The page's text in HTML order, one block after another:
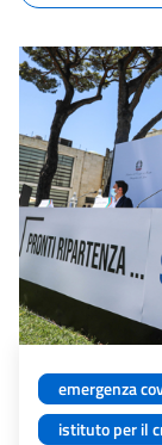
emergenza
istituto per il